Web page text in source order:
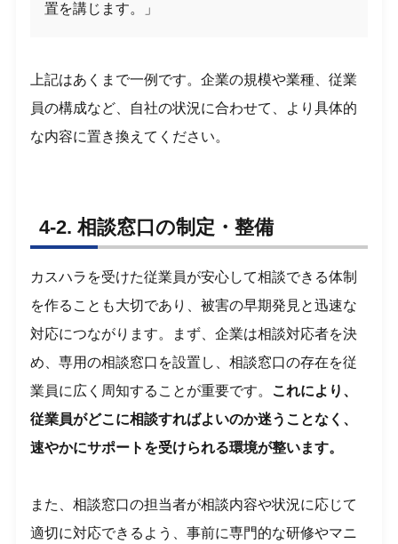
置を講じます。」
上記はあくまで一例です。企業の規模や業種、従業
員の構成など、自社の状況に合わせて、より具体的
な内容に置き換えてください。
4-2. 相談窓口の制定・整備
カスハラを受けた従業員が安心して相談できる体制
を作ることも大切であり、被害の早期発見と迅速な
対応につながります。まず、企業は相談対応者を決
め、専用の相談窓口を設置し、相談窓口の存在を従
業員に広く周知することが重要です。 これにより、
従業員がどこに相談すればよいのか迷うことなく、
速やかにサポートを受けられる環境が整います。
また、相談窓口の担当者が相談内容や状況に応じて
適切に対応できるよう、事前に専門的な研修やマニ